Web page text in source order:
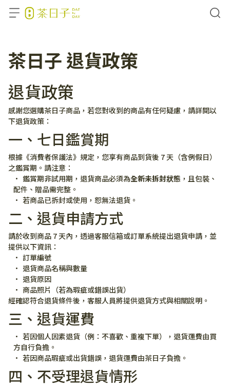
茶日子 退貨政策
退貨政策
感謝您選購茶日子商品，若您對收到的商品有任何疑慮，請詳閱以
下退貨政策：
一、七日鑑賞期
根據《消費者保護法》規定，您享有商品到貨後 7 天（含例假日）
之鑑賞期。請注意：
鑑賞期非試用期，退貨商品必須為全新未拆封狀態 ，且包裝、
配件、贈品需完整。
若商品已拆封或使用，恕無法退貨。
二、退貨申請方式
請於收到商品 7 天內，透過客服信箱或訂單系統提出退貨申請，並
提供以下資訊：
訂單編號
退貨商品名稱與數量
退貨原因
商品照片（若為瑕疵或錯誤出貨）
經確認符合退貨條件後，客服人員將提供退貨方式與相關說明。
三、退貨運費
若因個人因素退貨（例：不喜歡、重複下單），退貨運費由買
方自行負擔。
若因商品瑕疵或出貨錯誤，退貨運費由茶日子負擔。
四、不受理退貨情形